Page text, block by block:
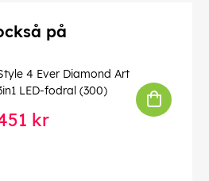
på
4 Ever Diamond Art
LED-fodral (300)
kr